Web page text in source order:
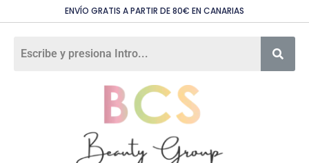
ENVÍO GRATIS A PARTIR DE 80€ EN CANARIAS